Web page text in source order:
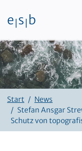
Zum Inhalt
e s b
Start
News
Stefan Ansgar
Schutz von